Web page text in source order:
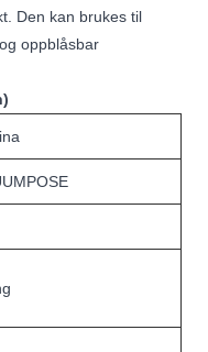
Den kan brukes til
oppblåsbar